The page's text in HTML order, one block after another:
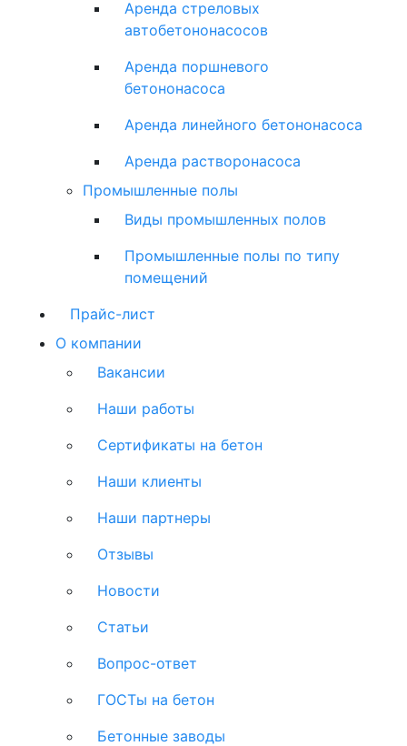
Аренда стреловых
автобетононасосов
Аренда поршневого
бетононасоса
Аренда линейного бетононасоса
Аренда растворонасоса
Промышленные полы
Виды промышленных полов
Промышленные полы по типу
помещений
Прайс-лист
О компании
Вакансии
Наши работы
Сертификаты на бетон
Наши клиенты
Наши партнеры
Отзывы
Новости
Статьи
Вопрос-ответ
ГОСТы на бетон
Бетонные заводы